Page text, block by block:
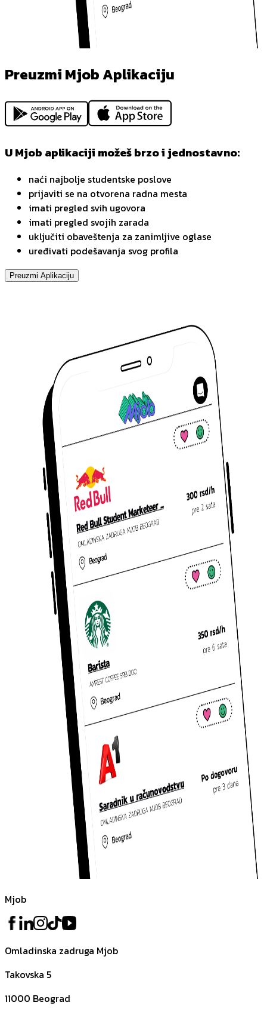
Preuzmi Mjob Aplikaciju
U Mjob aplikaciji možeš brzo i jednostavno:
naći najbolje studentske poslove
prijaviti se na otvorena radna mesta
imati pregled svih ugovora
imati pregled svojih zarada
uključiti obaveštenja za zanimljive oglase
uređivati podešavanja svog profila
Preuzmi Aplikaciju
Mjob
Omladinska zadruga Mjob
Takovska 5
11000 Beograd